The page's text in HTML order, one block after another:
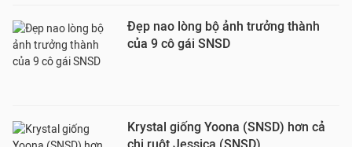
Đẹp nao lòng bộ ảnh trưởng thành
của 9 cô gái SNSD
Krystal giống Yoona (SNSD) hơn cả